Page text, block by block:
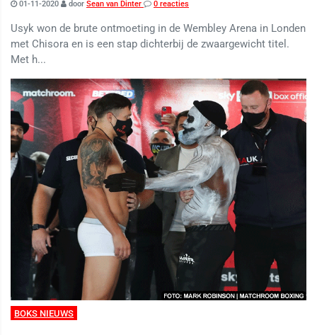
01-11-2020 door Sean van Dinter 0 reacties
Usyk won de brute ontmoeting in de Wembley Arena in Londen
met Chisora en is een stap dichterbij de zwaargewicht titel.
Met h...
BOKS NIEUWS